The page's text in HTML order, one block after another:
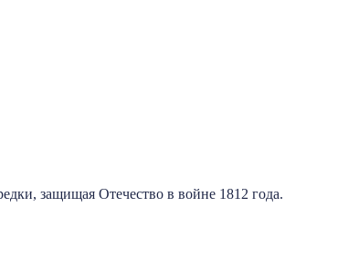
защищая Отечество в войне 1812 года.